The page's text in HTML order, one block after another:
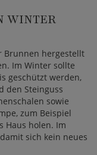
WINTER
Brunnen hergestellt
Im Winter sollte
geschützt werden,
den Steinguss
sowie
zum Beispiel
Haus holen. Im
sich kein neues